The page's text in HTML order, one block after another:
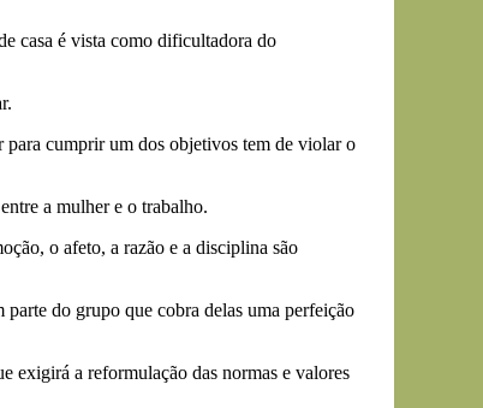
casa é vista como dificultadora do
para cumprir um dos objetivos tem de violar o
a mulher e o trabalho.
o afeto, a razão e a disciplina são
parte do grupo que cobra delas uma perfeição
exigirá a reformulação das normas e valores